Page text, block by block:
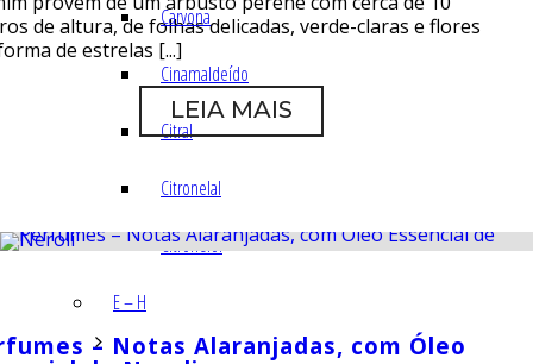
Carvona
Cinamaldeído
Citral
Citronelal
Citronelol
E – H
de altura, de folhas delicadas, verde-claras e flores
de estrelas [...]
LEIA MAIS
– Notas Alaranjadas, com Óleo